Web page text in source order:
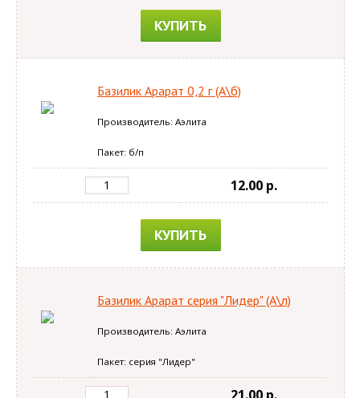
КУПИТЬ
Базилик Арарат 0,2 г (А\б)
Производитель: Аэлита
Пакет: б/п
12.00 p.
КУПИТЬ
Базилик Арарат серия "Лидер" (А\л)
Производитель: Аэлита
Пакет: серия "Лидер"